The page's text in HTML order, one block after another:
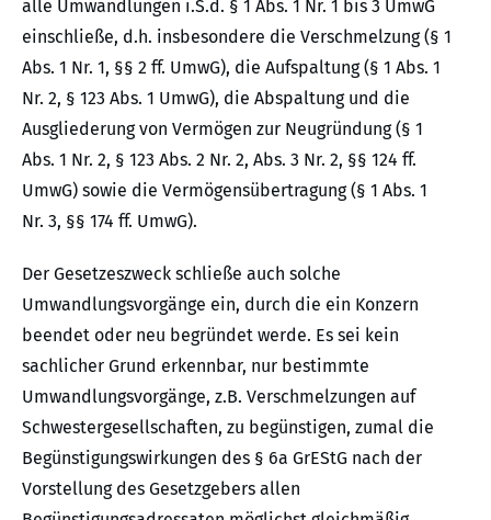
alle Umwandlungen i.S.d. § 1 Abs. 1 Nr. 1 bis 3 UmwG
einschließe, d.h. insbesondere die Verschmelzung (§ 1
Abs. 1 Nr. 1, §§ 2 ff. UmwG), die Aufspaltung (§ 1 Abs. 1
Nr. 2, § 123 Abs. 1 UmwG), die Abspaltung und die
Ausgliederung von Vermögen zur Neugründung (§ 1
Abs. 1 Nr. 2, § 123 Abs. 2 Nr. 2, Abs. 3 Nr. 2, §§ 124 ff.
UmwG) sowie die Vermögensübertragung (§ 1 Abs. 1
Nr. 3, §§ 174 ff. UmwG).
Der Gesetzeszweck schließe auch solche
Umwandlungsvorgänge ein, durch die ein Konzern
beendet oder neu begründet werde. Es sei kein
sachlicher Grund erkennbar, nur bestimmte
Umwandlungsvorgänge, z.B. Verschmelzungen auf
Schwestergesellschaften, zu begünstigen, zumal die
Begünstigungswirkungen des § 6a GrEStG nach der
Vorstellung des Gesetzgebers allen